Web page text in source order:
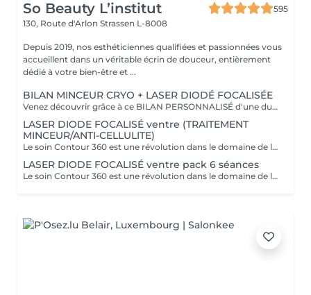
So Beauty L’institut
595
130, Route d'Arlon Strassen L-8008
Depuis 2019, nos esthéticiennes qualifiées et passionnées vous
accueillent dans un véritable écrin de douceur, entièrement
dédié à votre bien-être et ...
BILAN MINCEUR CRYO + LASER DIODÉ FOCALISÉE
Venez découvrir grâce à ce BILAN PERSONNALISÉ d'une durée de 1h la formule la plus adapté pour vous afin d'atteindre vos objectifs ! Le soin Contour 360 est une révolution dans le domaine de l'esthétique corporelle. Si vous cherchez à affiner votre silhouette sans recourir à des interventions chirurgicales invasives, ce traitement est idéal ! Pourquoi opter pour le soin Contour 360 ? La technologie Contour 360 est adaptée à tous les types de peau et à diverses zones du corps. Que ce soit pour le ventre, les poignées d'amour, les cuisses ou les bras. Ce dispositif de body contouring combine trois traitements en un : la cryolipolyse augmentée, le laser diode focalisé et le palper-rouler mécanique. La cryolipolyse détruit les cellules adipeuses grâce à un froid intense, tandis que le laser diode stimule la production de collagène et l'élimination des triglycérides. Le palper-rouler mécanique améliore la circulation sanguine et lymphatique, combattant ainsi la rétention d'eau et la cellulite. Cette synergie permet des résultats visibles dès la première séance.
LASER DIODE FOCALISÉ ventre (TRAITEMENT
MINCEUR/ANTI-CELLULITE)
Le soin Contour 360 est une révolution dans le domaine de l'esthétique corporelle. Si vous cherchez à affiner votre silhouette sans recourir à des interventions chirurgicales invasives, ce traitement est idéal! Contour 360 ne se contente pas de réduire les graisses, elle améliore également la fermeté et la texture de la peau. Grâce à l'association du laser diode focalisé et du palper-rouler mécanique, la technologie stimule la production naturelle de collagène et d'élastine, deux composants essentiels pour une peau ferme et élastique. Le laser chauffe doucement les tissus, favorisant ainsi l'élimination des graisses et la tonicité de la peau. Le palper-rouler, quant à lui, reproduit un massage efficace, réduisant la cellulite et améliorant l'aspect général de la peau pour une silhouette redessinée et harmonieuse.
LASER DIODE FOCALISÉ ventre pack 6 séances
Le soin Contour 360 est une révolution dans le domaine de l'esthétique corporelle. Si vous cherchez à affiner votre silhouette sans recourir à des interventions chirurgicales invasives, ce traitement est idéal! Contour 360 ne se contente pas de réduire les graisses, elle améliore également la fermeté et la texture de la peau. Grâce à l'association du laser diode focalisé et du palper-rouler mécanique, la technologie stimule la production naturelle de collagène et d'élastine, deux composants essentiels pour une peau ferme et élastique. Le laser chauffe doucement les tissus, favorisant ainsi l'élimination des graisses et la tonicité de la peau. Le palper-rouler, quant à lui, reproduit un massage efficace, réduisant la cellulite et améliorant l'aspect général de la peau pour une silhouette redessinée et harmonieuse.